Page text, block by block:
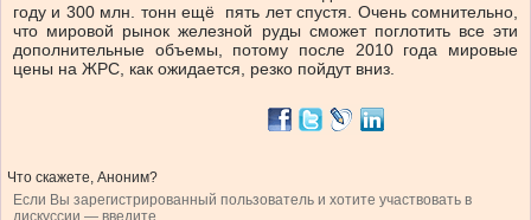
году и 300 млн. тонн ещё пять лет спустя. Очень сомнительно,
что мировой рынок железной руды сможет поглотить все эти
дополнительные объемы, потому после 2010 года мировые
цены на ЖРС, как ожидается, резко пойдут вниз.
Что скажете, Аноним?
Если Вы зарегистрированный пользователь и хотите участвовать в